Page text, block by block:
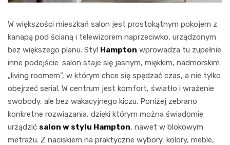
W większości mieszkań salon jest prostokątnym pokojem z
kanapą pod ścianą i telewizorem naprzeciwko, urządzonym
bez większego planu. Styl Hampton wprowadza tu zupełnie
inne podejście: salon staje się jasnym, miękkim, nadmorskim
„living roomem”, w którym chce się spędzać czas, a nie tylko
obejrzeć serial. W centrum jest komfort, światło i wrażenie
swobody, ale bez wakacyjnego kiczu. Poniżej zebrano
konkretne rozwiązania, dzięki którym można świadomie
urządzić salon w stylu Hampton, nawet w blokowym
metrażu. Z naciskiem na praktyczne wybory: kolory, meble,